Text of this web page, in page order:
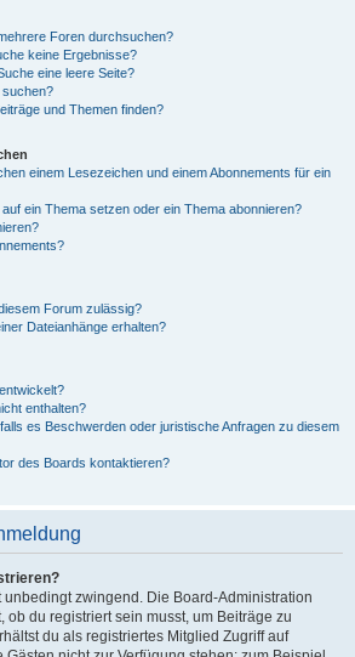
Foren durchsuchen?
keine Ergebnisse?
eine leere Seite?
suchen?
und Themen finden?
einem Lesezeichen und einem Abonnements für ein
ein Thema setzen oder ein Thema abonnieren?
Forum zulässig?
Dateianhänge erhalten?
enthalten?
es Beschwerden oder juristische Anfragen zu diesem
des Boards kontaktieren?
unbedingt zwingend. Die Board-Administration
ob du registriert sein musst, um Beiträge zu
du als registriertes Mitglied Zugriff auf